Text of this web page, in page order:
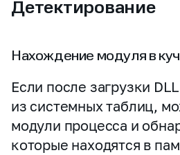
Детектирование
Нахождение модуля в
Если после загрузки
из системных таблиц,
модули процесса и
которые находятся в